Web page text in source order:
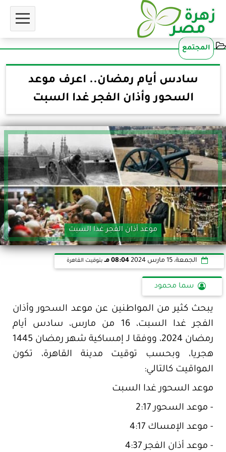
المجتمع
سادس أيام رمضان.. اعرف موعد
السحور وأذان الفجر غدا السبت
موعد أذان الفجر غدا السبت
الجمعة، 15 مارس 2024 08:04 مـ بتوقيت القاهرة
سما محمود
يبحث كثير من المواطنين عن موعد السحور وأذان
الفجر غدا السبت، 16 من مارس، سادس أيام
رمضان 2024، ووفقا لـ إمساكية شهر رمضان 1445
هجريا، وبحسب توقيت مدينة القاهرة، تكون
المواقيت كالتالي:
موعد السحور غدا السبت
- موعد السحور 2:17
- موعد الإمساك 4:17
- موعد أذان الفجر 4:37